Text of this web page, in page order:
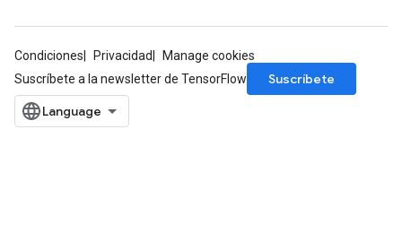
Condiciones Privacidad
Manage cookies
Suscríbete a la newsletter de TensorFlow
Suscríbete